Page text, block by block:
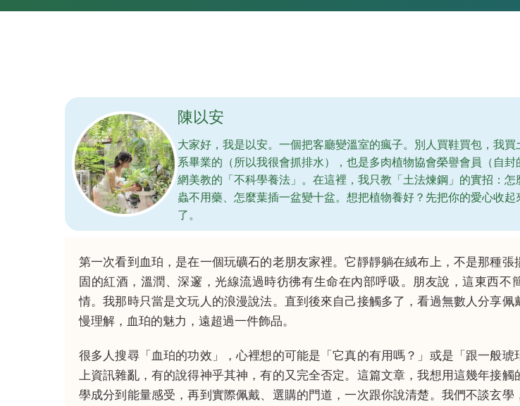
陳以安
大家好，我是以安。一個把客廳變溫室的瘋子。別人買鞋買包，我
系畢業的（所以我很會抓排水），也是多肉植物協會榮譽會員（自
網美教的「不科學養法」。在這裡，我只教「土法煉鋼」的實招：
蟲不用藥、怎麼葉插一盆變十盆。想把植物養好？先把你的愛心收起
了。
第一次看到血珀，是在一個玩礦石的老朋友家裡。它靜靜躺在絨布上，不是那種張
固的紅酒，溫潤、深邃，光線流過時彷彿有生命在內部呼吸。朋友說，這東西不
情。我那時只當是文玩人的浪漫說法。直到後來自己接觸多了，看過無數人分享佩
慢理解，血珀的魅力，遠超過一件飾品。
很多人搜尋「血珀的功效」，心裡想的可能是「它真的有用嗎？」或是「跟一般琥
上資訊雜亂，有的說得神乎其神，有的又完全否定。這篇文章，我想用這幾年接
學成分到能量感受，再到實際佩戴、選購的門道，一次跟你說清楚。我們不談玄學